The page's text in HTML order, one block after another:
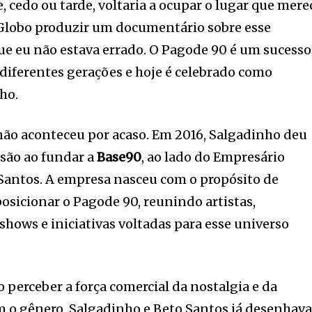
cedo ou tarde, voltaria a ocupar o lugar que
produzir um documentário sobre esse
eu não estava errado. O Pagode 90 é um
gerações e hoje é celebrado como
aconteceu por acaso. Em 2016, Salgadinho deu
ao fundar aBase90, ao lado do Empresário
A empresa nasceu com o propósito de
o Pagode 90, reunindo artistas,
e iniciativas voltadas para esse universo
perceber a força comercial da nostalgia e da